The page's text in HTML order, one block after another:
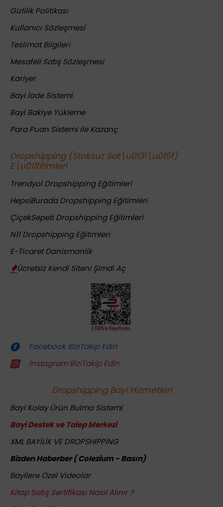
Gizlilik Politikası
Kullanıcı Sözleşmesi
Teslimat Bilgileri
Mesafeli Satış Sözleşmesi
Kariyer
Bayi İade Sistemi
Bayi Bakiye Yükleme
Para Puan Sistemi ile Kazanç
Dropshipping (Stoksuz Sat\u0131\u015f)
E\u011fitimleri
Trendyol Dropshipping Eğitimleri
HepsiBurada Dropshipping Eğitimleri
ÇiçekSepeti Dropshipping Eğitimleri
N11 Dropshipping Eğitimleri
E-Ticaret Danismanlik
Ücretsiz Kendi Siteni Şimdi Aç
Facebook BiziTakip Edin
İnstagram BiziTakip Edin
Dropshipping Bayi Hizmetleri
Bayi Kolay Ürün Bulma Sistemi
Bayi Destek ve Talep Merkezi
XML BAYİLİK VE DROPSHİPPİNG
Bizden Haberber ( Colezium - Basın)
Bayilere Özel Videolar
Kitap Satış Sertifikası Nasıl Alınır ?